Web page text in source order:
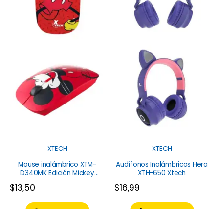
XTECH
Mouse inalámbrico XTM-
D340MK Edición Mickey
$13,50
XTECH
Audífonos Inalámbricos Hera
XTH-650 Xtech
$16,99